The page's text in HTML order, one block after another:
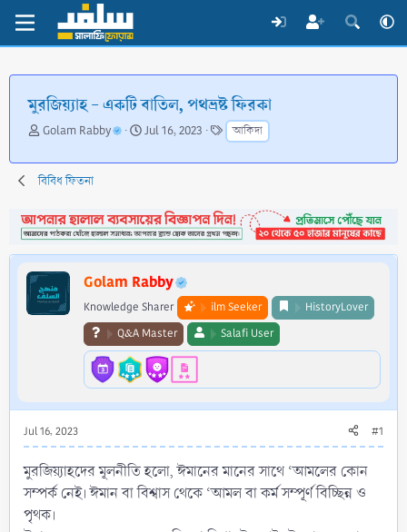
মুরজিয়্যাহ - একটি বাতিল, পথভ্রষ্ট ফিরকা
T
r
e
d
s
t
e
Golam Rabby
S
a
d
a
Jul 16, 2023
T
a
g
আকিদা
বিবিধ ফিতনা
Golam Rabby
Knowledge Sharer ilm Seeker
HistoryLover
Q&A Master
Salafi User
Jul 16, 2023 #1
মুরজিয়্যাহদের মূলনীতি হলো, ঈমানের মানের সাথে ‘আমলের কোন
সম্পর্ক নেই। ঈমান বা বিশ্বাস থেকে ‘আমল বা কর্ম সম্পূর্ণ বিচ্ছিন্ন ও
পৃথক।